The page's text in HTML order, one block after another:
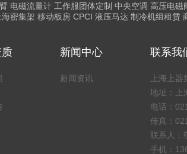
电磁流量计 工作服团体定制 中央空调 高压电磁
海密集架 移动板房 CPCI 液压马达 制冷机组租赁
新闻中心
新闻资讯
联系我
上海上
地址：上
电话：
传真：
联系人：
手机：